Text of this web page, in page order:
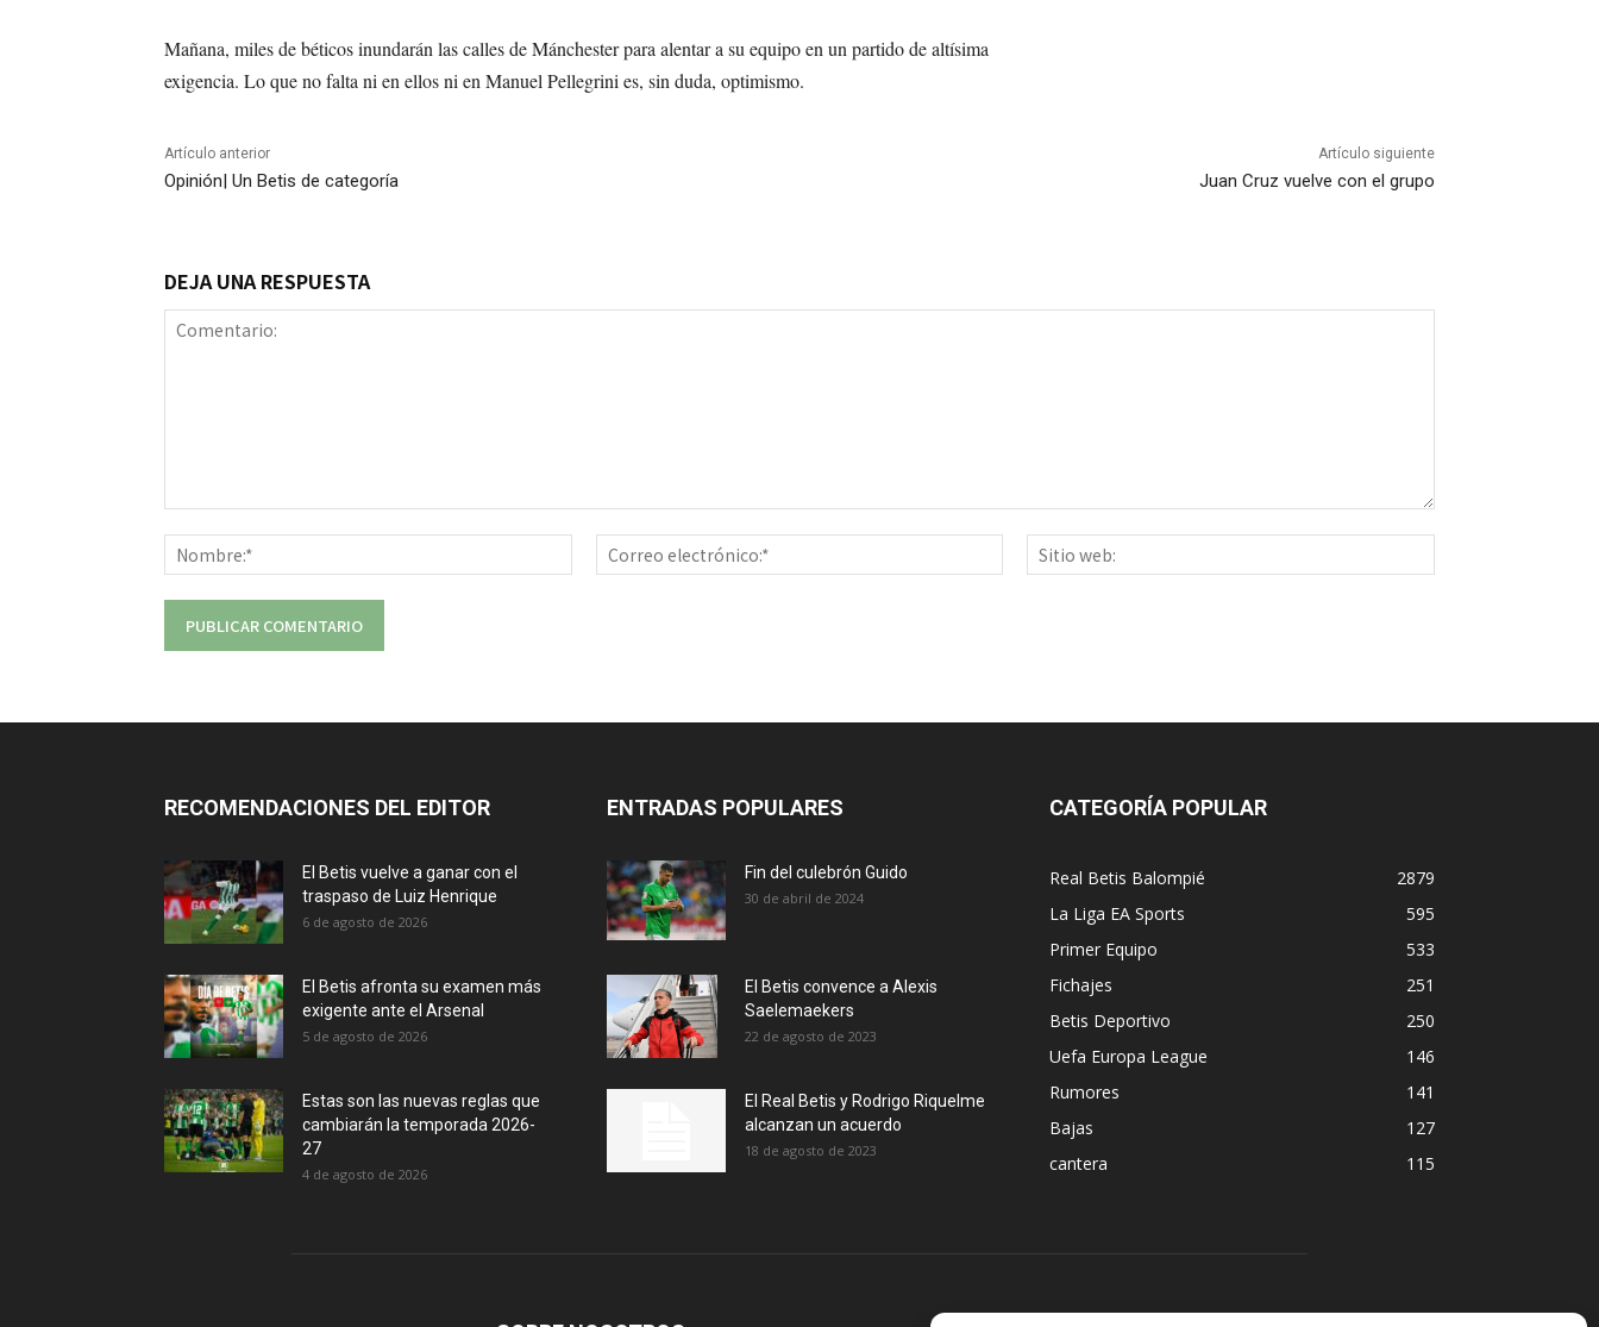
Mañana, miles de béticos inundarán las calles de Mánchester para alentar a su equipo en un partido de altísima
exigencia. Lo que no falta ni en ellos ni en Manuel Pellegrini es, sin duda, optimismo.
Artículo anterior
Opinión| Un Betis de categoría
Artículo siguiente
Juan Cruz vuelve con el grupo
DEJA UNA RESPUESTA
Nombre:*
Correo
electrónico:*
web:
RECOMENDACIONES DEL EDITOR
El Betis vuelve a ganar con el
traspaso de Luiz Henrique
6 de agosto de 2026
El Betis afronta su examen más
exigente ante el Arsenal
5 de agosto de 2026
Estas son las nuevas reglas que
cambiarán la temporada 2026-
27
4 de agosto de 2026
ENTRADAS POPULARES
Fin del culebrón Guido
30 de abril de 2024
El Betis convence a Alexis
Saelemaekers
22 de agosto de 2023
El Real Betis y Rodrigo Riquelme
alcanzan un acuerdo
18 de agosto de 2023
CATEGORÍA POPULAR
Real Betis Balompié
2879
La Liga EA Sports
595
Primer Equipo
533
Fichajes
251
Betis Deportivo
250
Uefa Europa League
146
Rumores
141
Bajas
127
cantera
115